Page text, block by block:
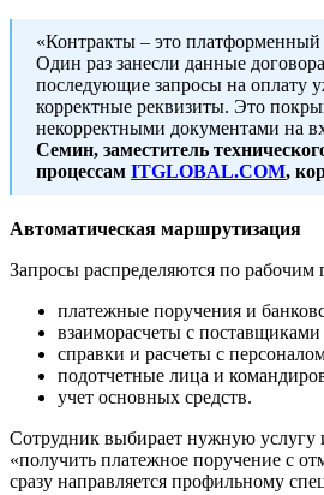
«Контракты – это
Один раз занесли данные
последующие запросы на оплату
корректные реквизиты. Это
некорректными документами на
Семин, заместитель
процессам ITGLOBAL.COM,
Автоматическая маршрутизация
Запросы распределяются по
платежные поручения и
взаиморасчеты с
справки и расчеты с
подотчетные лица и
учет основных средств.
Сотрудник выбирает нужную услугу
«получить платежное поручение с
сразу направляется профильному